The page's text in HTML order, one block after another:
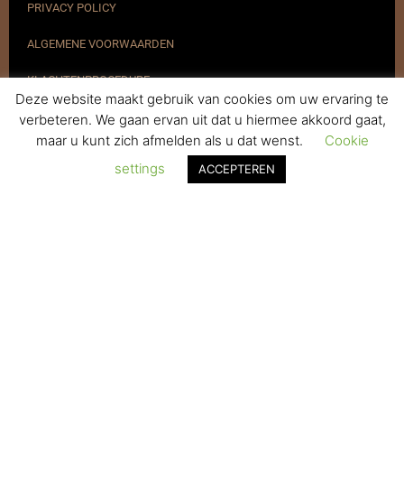
PRIVACY POLICY
ALGEMENE VOORWAARDEN
KLACHTENPROCEDURE
VERZENDEN & RETOURNEREN
Deze website maakt gebruik van cookies om uw ervaring te
verbeteren. We gaan ervan uit dat u hiermee akkoord gaat,
maar u kunt zich afmelden als u dat wenst.
Cookie
settings
ACCEPTEREN